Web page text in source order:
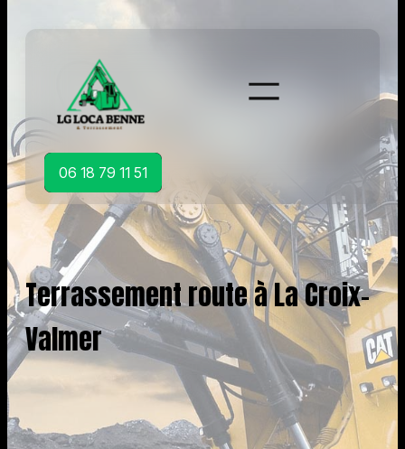
06 18 79 11 51
Terrassement route à La Croix-
Valmer